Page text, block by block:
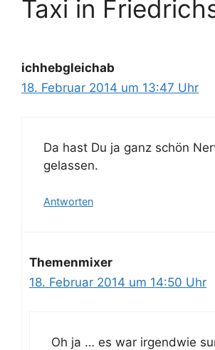
Taxi in
ichhebgleichab
18. Februar 2014 um 13:47 Uhr
Da hast Du ja ganz schön
gelassen.
Antworten
Themenmixer
18. Februar 2014 um 14:50 Uhr
Oh ja … es war irgendwie